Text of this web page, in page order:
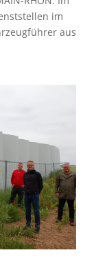
im
aus